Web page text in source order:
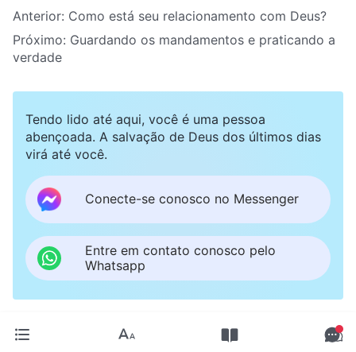
Anterior: Como está seu relacionamento com Deus?
Próximo: Guardando os mandamentos e praticando a
verdade
Tendo lido até aqui, você é uma pessoa
abençoada. A salvação de Deus dos últimos dias
virá até você.
Conecte-se conosco no Messenger
Entre em contato conosco pelo
Whatsapp